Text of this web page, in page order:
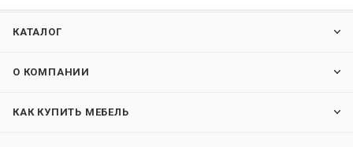
КАТАЛОГ
О КОМПАНИИ
КАК КУПИТЬ МЕБЕЛЬ